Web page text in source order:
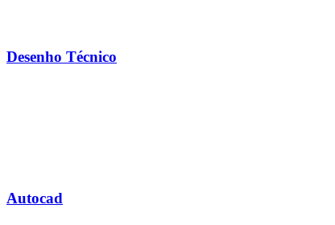
Desenho Técnico
Autocad